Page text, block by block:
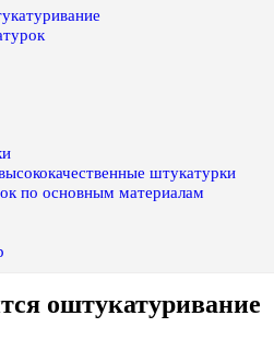
штукатурки
по основным материалам
оштукатуривание